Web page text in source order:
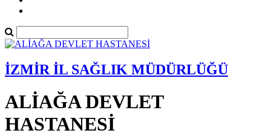
İZMİR İL SAĞLIK MÜDÜRLÜĞÜ
ALİAĞA DEVLET
HASTANESİ